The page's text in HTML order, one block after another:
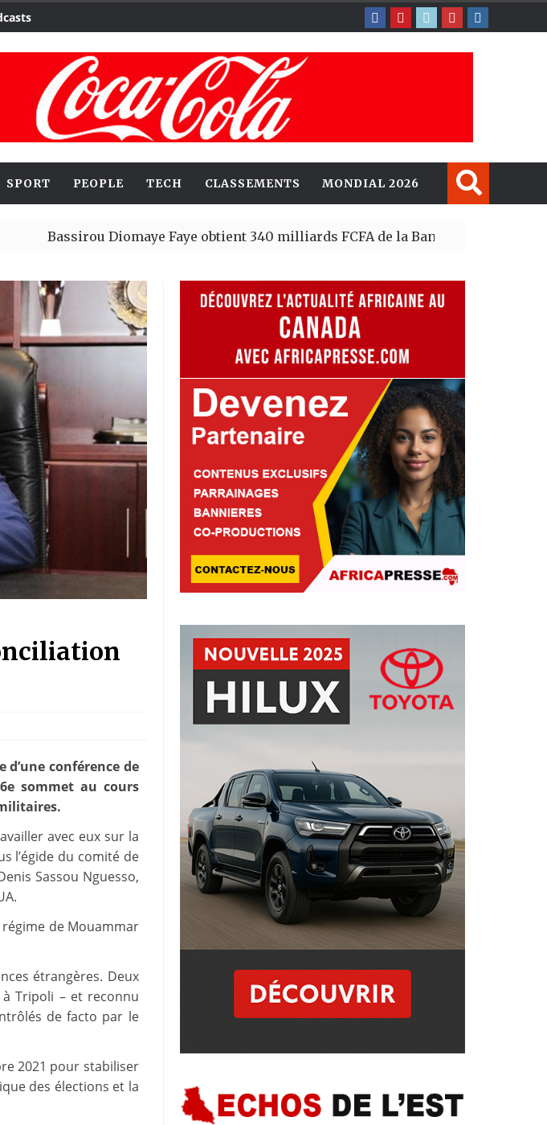
SPORT PEOPLE TECH CLASSEMENTS MONDIAL 2026
Diomaye Faye obtient 340 milliards FCFA de la Banque mondiale pour la
conférence de
sommet au cours
avec eux sur la
l’égide du comité de
Sassou Nguesso,
de Mouammar
étrangères. Deux
Tripoli – et reconnu
de facto par le
2021 pour stabiliser
des élections et la